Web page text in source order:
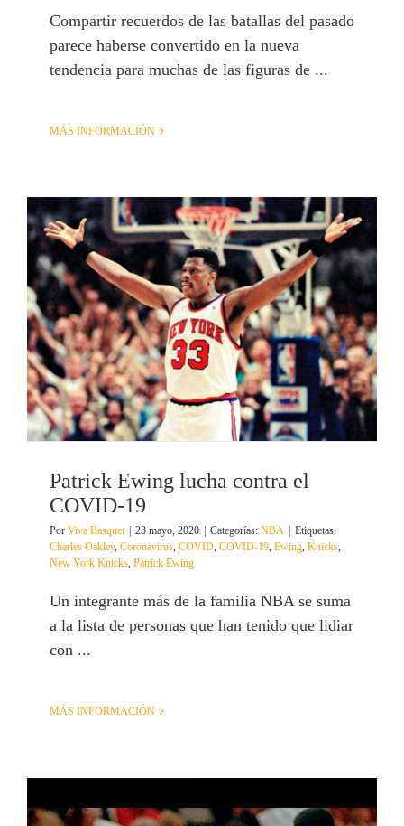
Compartir recuerdos de las batallas del pasado
parece haberse convertido en la nueva
tendencia para muchas de las figuras de ...
MÁS INFORMACIÓN
Patrick Ewing lucha contra el
COVID-19
Por Viva Basquet | 23 mayo, 2020 | Categorías: NBA | Etiquetas:
Charles Oakley, Coronavirus COVID COVID-19 Ewing Knicks
New York Knicks Patrick Ewing
Un integrante más de la familia NBA se suma
a la lista de personas que han tenido que lidiar
con ...
MÁS INFORMACIÓN